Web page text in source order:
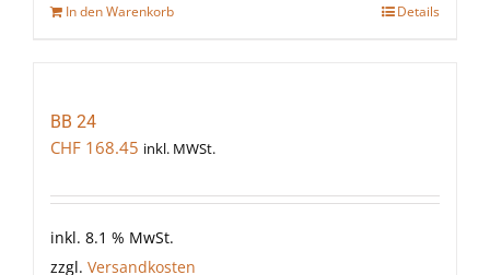
In den Warenkorb Details
BB 24
CHF 168.45 inkl. MWSt.
inkl. 8.1 % MwSt.
zzgl. Versandkosten